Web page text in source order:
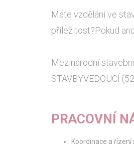
Máte vzdělání ve
příležitost?Pokud
Mezinárodní
STAVBYVEDOUCÍ
PRACOVNÍ
Koordinace a